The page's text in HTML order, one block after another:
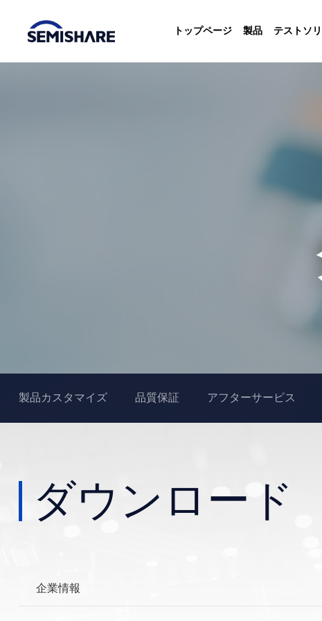
トップページ 製品 テストソ
製品カスタマイズ 品質保証 アフターサービス
ダウンロード
企業情報